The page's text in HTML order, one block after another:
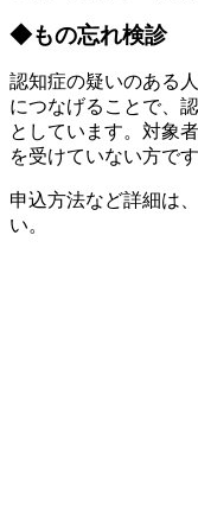
◆もの忘れ検診
認知症の疑いのある
につなげることで、
としています。対象
を受けていない方です
申込方法など詳細は
い。